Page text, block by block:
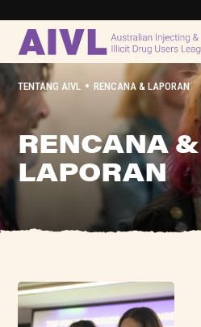
TENTANG AIVL • RENCANA & LAPORAN
RENCANA &
LAPORAN